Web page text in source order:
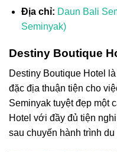
Địa chỉ: Daun Bali
Seminyak)
Destiny Boutique
Destiny Boutique Hotel
đặc địa thuận tiện cho
Seminyak tuyệt đẹp một
Hotel với đầy đủ tiện
sau chuyến hành trình